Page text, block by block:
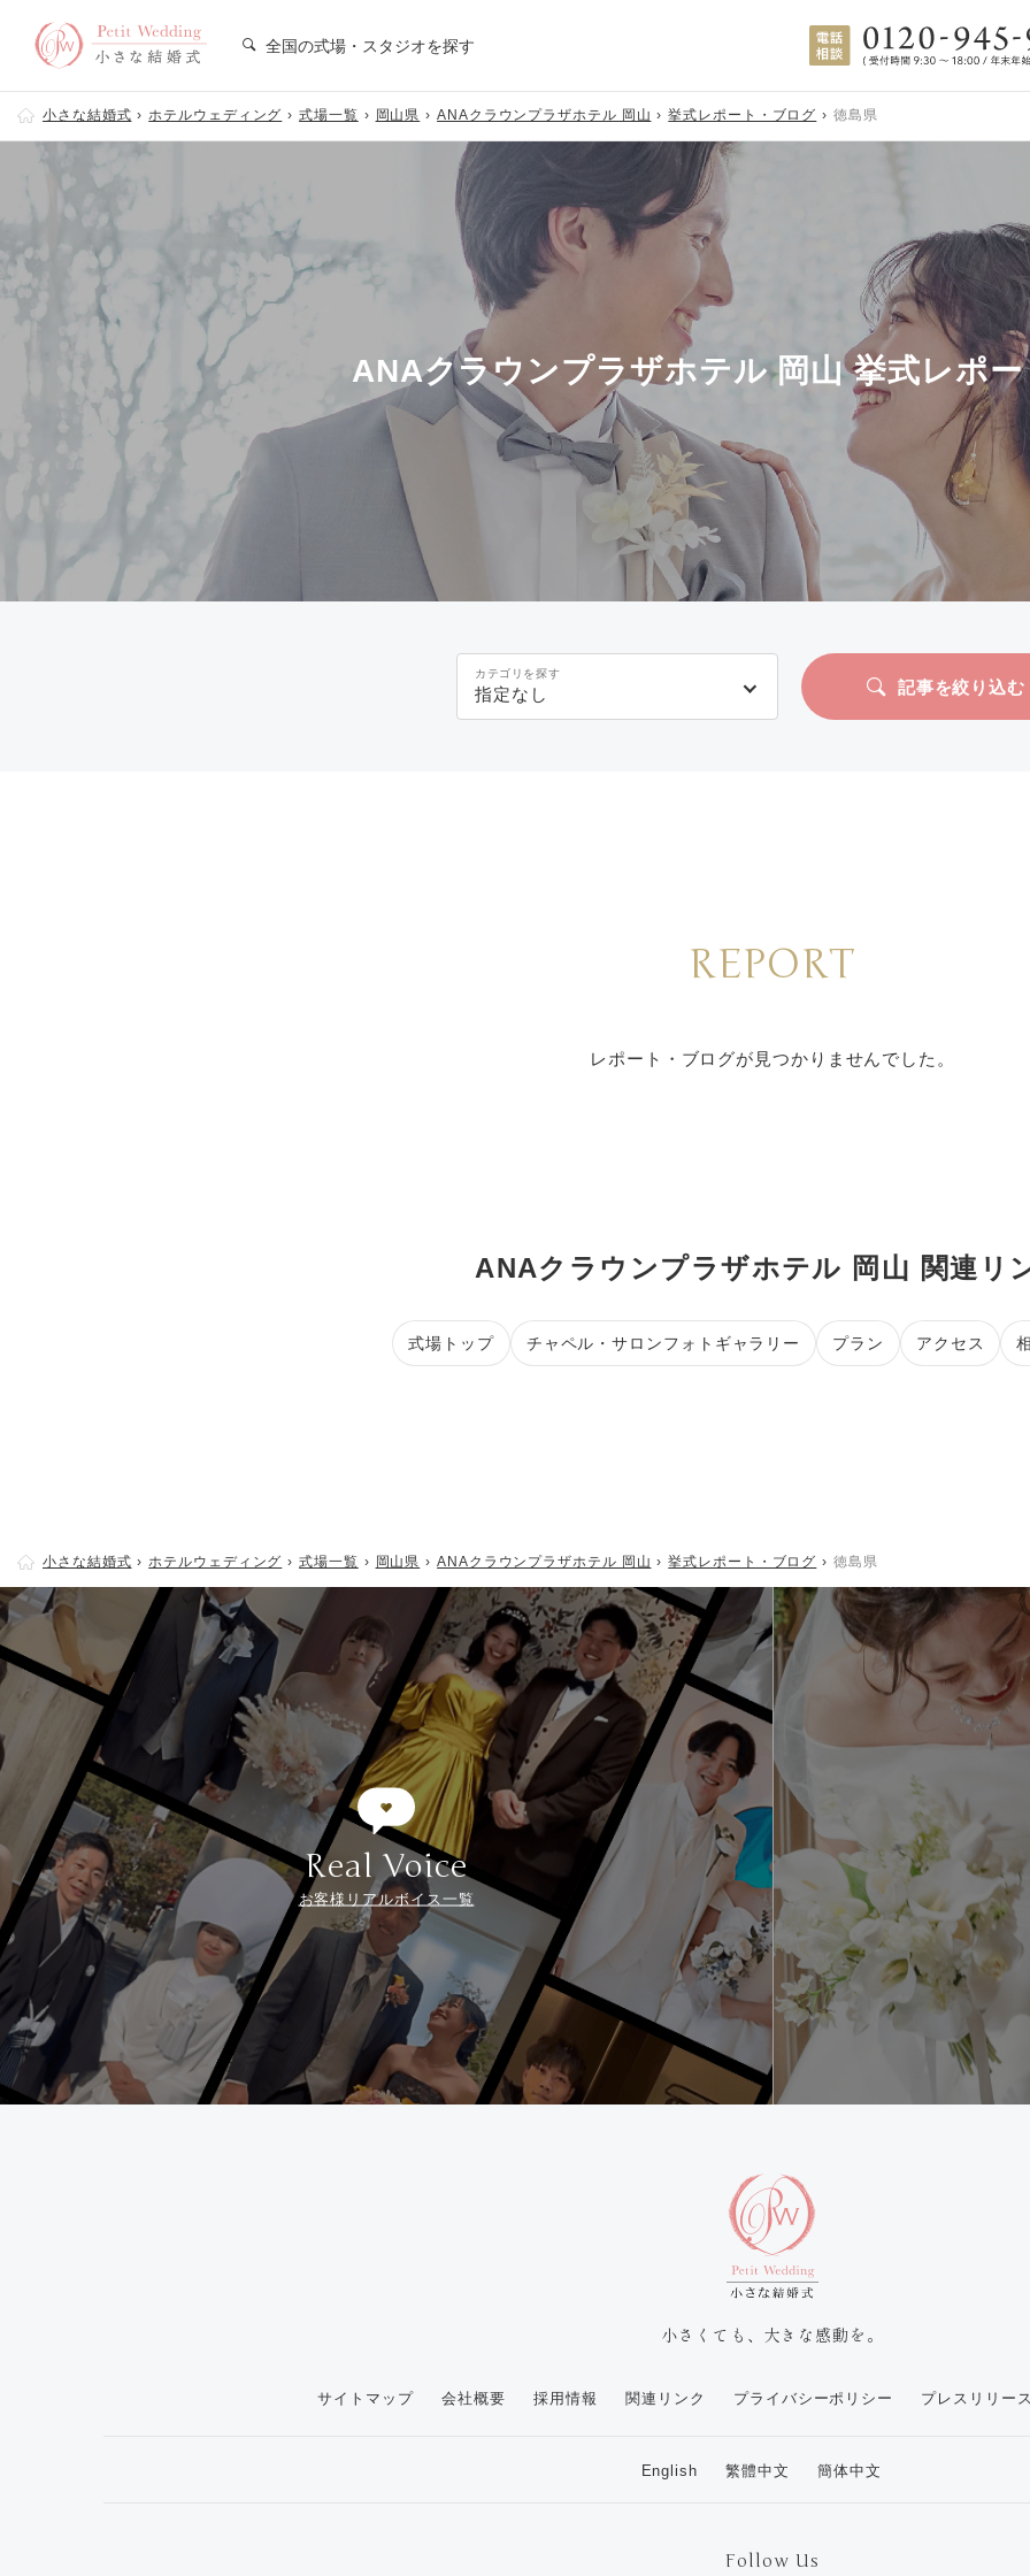
全国の式場・スタジオを探す
小さな結婚式 ホテルウェディング 式場一覧 岡山県 ANAクラウンプラザホテル 岡山 挙式レポート・ブログ 徳島県
ANAクラウンプラザホテル 岡山 挙式レポ
カテゴリを探す
指定なし 記事を絞り込む
REPORT
レポート・ブログが見つかりませんでした。
ANAクラウンプラザホテル 岡山 関連リ
式場トップ チャペル・サロンフォトギャラリー プラン アクセス
小さな結婚式 ホテルウェディング 式場一覧 岡山県 ANAクラウンプラザホテル 岡山 挙式レポート・ブログ 徳島県
Real Voice
お客様リアルボイス一覧
小さくても、大きな感動を。
サイトマップ 会社概要 採用情報 関連リンク プライバシーポリシー プレスリリース
English 繁體中文 簡体中文
Follow Us